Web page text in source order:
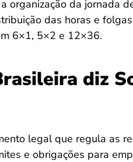
organização da jornada
das horas e
6×1, 5×2 e 12×36.
diz
legal que regula as
e obrigações para